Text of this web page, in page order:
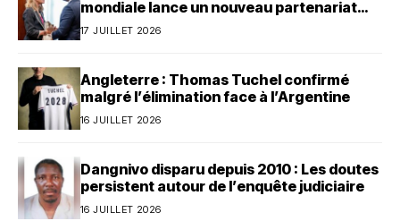
mondiale lance un nouveau partenariat
avec le Bénin
17 JUILLET 2026
Angleterre : Thomas Tuchel confirmé
malgré l’élimination face à l’Argentine
16 JUILLET 2026
Dangnivo disparu depuis 2010 : Les doutes
persistent autour de l’enquête judiciaire
16 JUILLET 2026